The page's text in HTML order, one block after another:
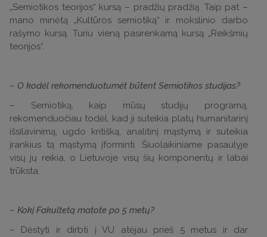
„Semiotikos teorijos“ kursą – pradžių pradžią. Taip pat –
mano minėtą „Kultūros semiotiką“ ir mokslinio darbo
rašymo kursą. Turiu vieną pasirenkamą kursą „Reikšmių
teorijos“.
– O kodėl rekomenduotumėt būtent Semiotikos studijas?
– Semiotiką, kaip mūsų studijų programą,
rekomenduočiau todėl, kad ji suteikia platų humanitarinį
išsilavinimą, ugdo kritišką, analitinį mąstymą ir suteikia
įrankius tą mąstymą įforminti. Šiuolaikiniame pasaulyje
visų jų reikia, o Lietuvoje visų šių komponentų ir labai
trūksta.
– Kokį Fakultetą matote po 5 metų?
– Dėstyti ir dirbti į VU atėjau prieš 5 metus ir dar